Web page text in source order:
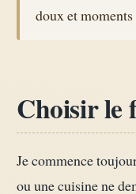
doux et moments
Choisir le
Je commence
ou une cuisine ne